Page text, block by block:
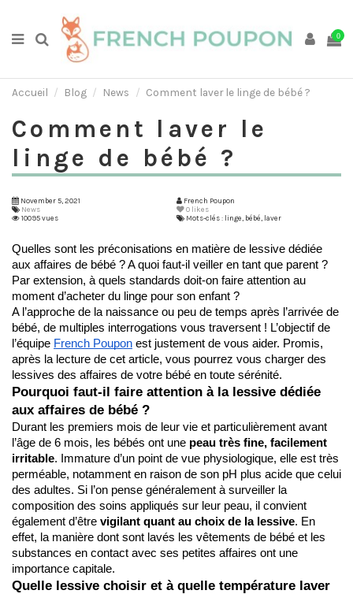
0
Accueil Blog News Comment laver le linge de bébé ?
Comment laver le
linge de bébé ?
November 5, 2021
French Poupon
News
0 likes
10095 vues
Mots-clés : linge, bébé, laver
Quelles sont les préconisations en matière de lessive dédiée
aux affaires de bébé ? A quoi faut-il veiller en tant que parent ?
Par extension, à quels standards doit-on faire attention au
moment d’acheter du linge pour son enfant ?
A l’approche de la naissance ou peu de temps après l’arrivée de
bébé, de multiples interrogations vous traversent ! L’objectif de
l’équipe French Poupon est justement de vous aider. Promis,
après la lecture de cet article, vous pourrez vous charger des
lessives des affaires de votre bébé en toute sérénité.
Pourquoi faut-il faire attention à la lessive dédiée
aux affaires de bébé ?
Durant les premiers mois de leur vie et particulièrement avant
l’âge de 6 mois, les bébés ont une peau très fine, facilement
irritable. Immature d’un point de vue physiologique, elle est très
perméable, notamment en raison de son pH plus acide que celui
des adultes. Si l’on pense généralement à surveiller la
composition des soins appliqués sur leur peau, il convient
également d’être vigilant quant au choix de la lessive. En
effet, la manière dont sont lavés les vêtements de bébé et les
substances en contact avec ses petites affaires ont une
importance capitale.
Quelle lessive choisir et à quelle température laver